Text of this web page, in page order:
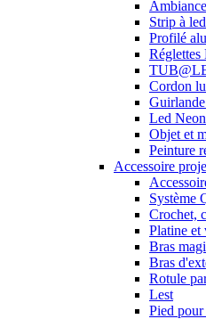
Strip à led
Profilé
Cordon
Led
Objet et
Peinture
Accessoire
Système
Crochet,
Platine et
Bras
Bras
Rotule
Lest
Pied